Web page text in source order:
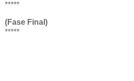
*****
(Fase Final)
*****